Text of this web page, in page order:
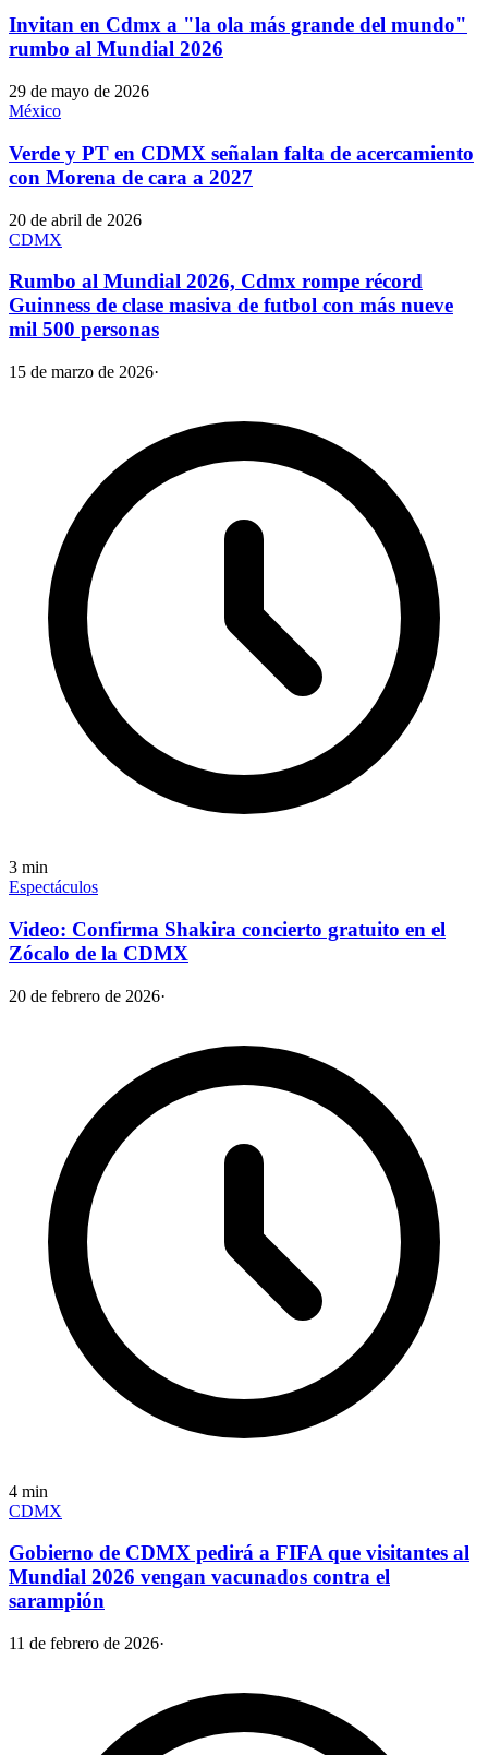
Invitan en Cdmx a "la ola más grande del mundo"
rumbo al Mundial 2026
29 de mayo de 2026
México
Verde y PT en CDMX señalan falta de acercamiento
con Morena de cara a 2027
20 de abril de 2026
CDMX
Rumbo al Mundial 2026, Cdmx rompe récord
Guinness de clase masiva de futbol con más nueve
mil 500 personas
15 de marzo de 2026·
3 min
Espectáculos
Video: Confirma Shakira concierto gratuito en el
Zócalo de la CDMX
20 de febrero de 2026·
4 min
CDMX
Gobierno de CDMX pedirá a FIFA que visitantes al
Mundial 2026 vengan vacunados contra el
sarampión
11 de febrero de 2026·